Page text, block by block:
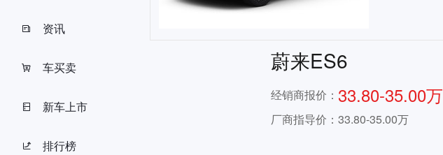
资讯
车买卖
新车上市
排行榜
蔚来ES6
经销商报价： 33.80-35.00万
厂商指导价： 33.80-35.00万